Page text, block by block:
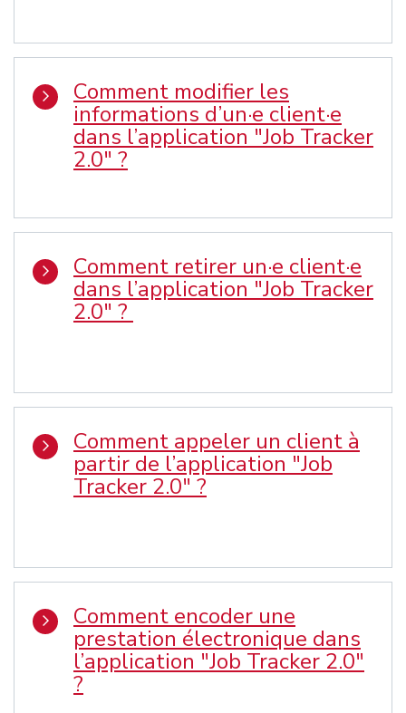
Comment modifier les
informations d’un·e client·e
dans l’application "Job Tracker
2.0" ?
Comment retirer un·e client·e
dans l’application "Job Tracker
2.0" ?
Comment appeler un client à
partir de l’application "Job
Tracker 2.0" ?
Comment encoder une
prestation électronique dans
l’application "Job Tracker 2.0"
?